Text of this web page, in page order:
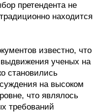
претендента не
находится
известно, что
ученых на
становились
на высоком
что являлось
требований